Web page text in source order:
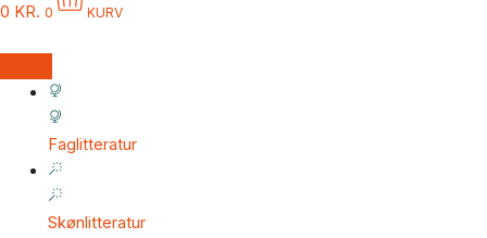
0 KR. 0 KURV
Faglitteratur
Skønlitteratur